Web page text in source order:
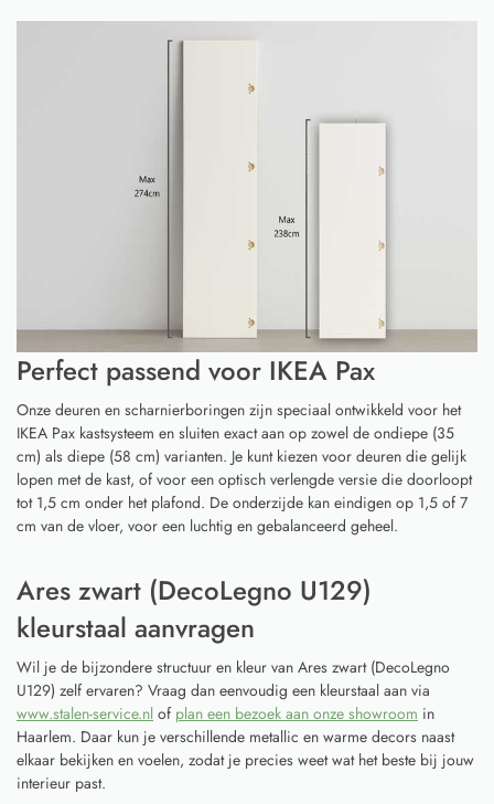
Perfect passend voor IKEA Pax
Onze deuren en scharnierboringen zijn speciaal ontwikkeld voor het
IKEA Pax kastsysteem en sluiten exact aan op zowel de ondiepe (35
cm) als diepe (58 cm) varianten. Je kunt kiezen voor deuren die gelijk
lopen met de kast, of voor een optisch verlengde versie die doorloopt
tot 1,5 cm onder het plafond. De onderzijde kan eindigen op 1,5 of 7
cm van de vloer, voor een luchtig en gebalanceerd geheel.
Ares zwart (DecoLegno U129)
kleurstaal aanvragen
Wil je de bijzondere structuur en kleur van Ares zwart (DecoLegno
U129) zelf ervaren? Vraag dan eenvoudig een kleurstaal aan via
www.stalen-service.nl of plan een bezoek aan onze showroom in
Haarlem. Daar kun je verschillende metallic en warme decors naast
elkaar bekijken en voelen, zodat je precies weet wat het beste bij jouw
interieur past.